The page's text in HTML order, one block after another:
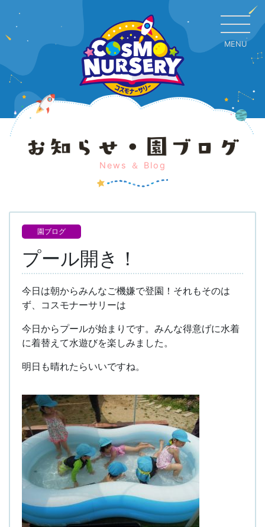
MENU
News ＆ Blog
園ブログ
プール開き！
今日は朝からみんなご機嫌で登園！それもそのは
ず、コスモナーサリーは
今日からプールが始まりです。みんな得意げに水着
に着替えて水遊びを楽しみました。
明日も晴れたらいいですね。